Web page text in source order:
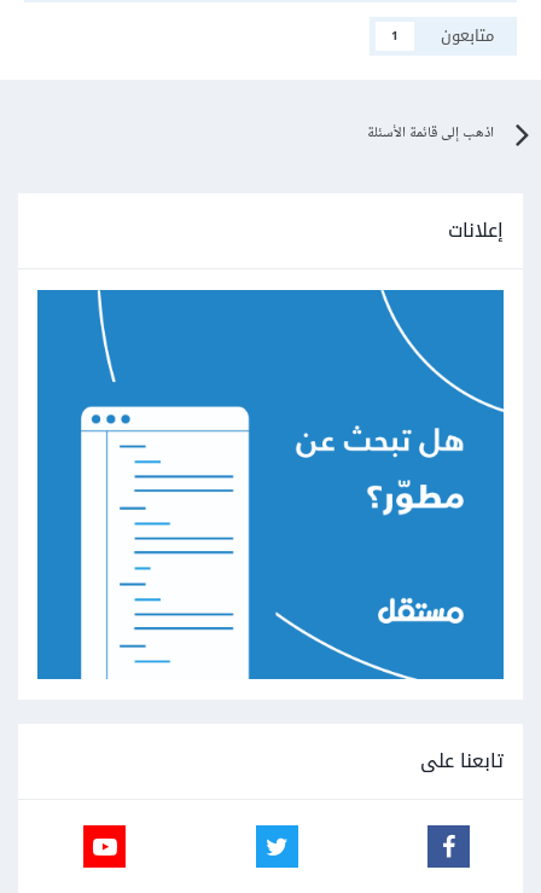
متابعون
1
اذهب إلى قائمة الأسئلة
إعلانات
تابعنا على